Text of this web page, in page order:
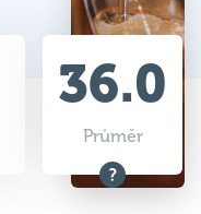
36.0
Průměr